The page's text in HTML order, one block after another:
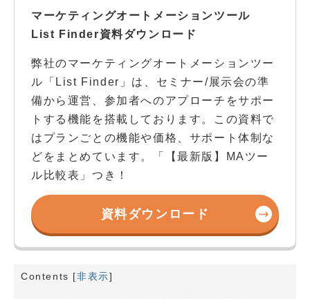
マーケティングオートメーションツール
List Finder資料ダウンロード
弊社のマーケティングオートメーションツー
ル「List Finder」は、セミナー/展示会の準
備から運営、参加者へのアプローチをサポー
トする機能を搭載しております。この資料で
はプランごとの機能や価格、サポート体制な
どをまとめています。「【最新版】MAツー
ル比較表」つき！
資料ダウンロード
Contents [非表示]